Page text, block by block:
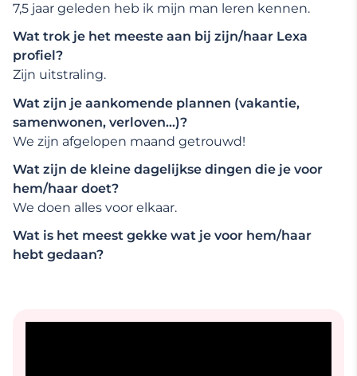
7,5 jaar geleden heb ik mijn man leren kennen.
Wat trok je het meeste aan bij zijn/haar Lexa
profiel?
Zijn uitstraling.
Wat zijn je aankomende plannen (vakantie,
samenwonen, verloven…)?
We zijn afgelopen maand getrouwd!
Wat zijn de kleine dagelijkse dingen die je voor
hem/haar doet?
We doen alles voor elkaar.
Wat is het meest gekke wat je voor hem/haar
hebt gedaan?